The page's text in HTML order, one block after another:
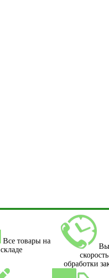
Все товары на
складе
скорость
обработки